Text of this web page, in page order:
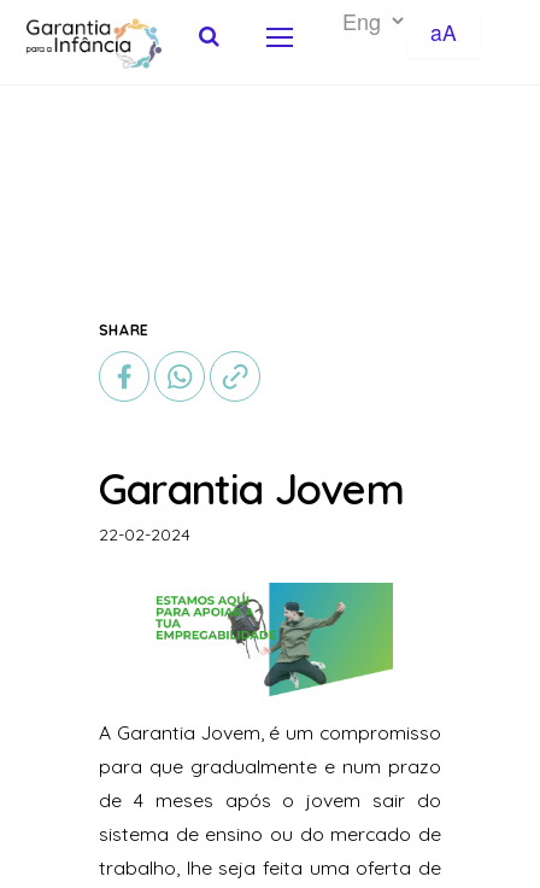
aA
SHARE
Garantia Jovem
22-02-2024
A Garantia Jovem, é um compromisso
para que gradualmente e num prazo
de 4 meses após o jovem sair do
sistema de ensino ou do mercado de
trabalho, lhe seja feita uma oferta de